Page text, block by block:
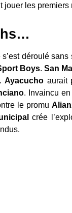
jouer les
déroulé
Boys.San
.Ayacucho aurait
. Invaincu en
le promu
crée